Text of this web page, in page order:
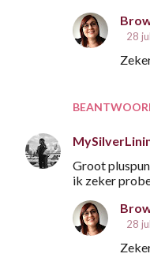
28
Groot
ik zeker
28